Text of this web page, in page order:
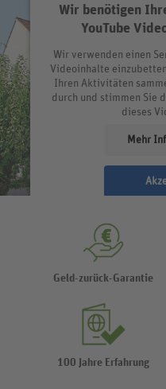
Wir benötigen
YouTube
Wir verwenden einen
Videoinhalte
Ihren Aktivitäten
durch und stimmen Sie
dieses
Mehr
Geld-zurück-Garantie
100 Jahre Erfahrung